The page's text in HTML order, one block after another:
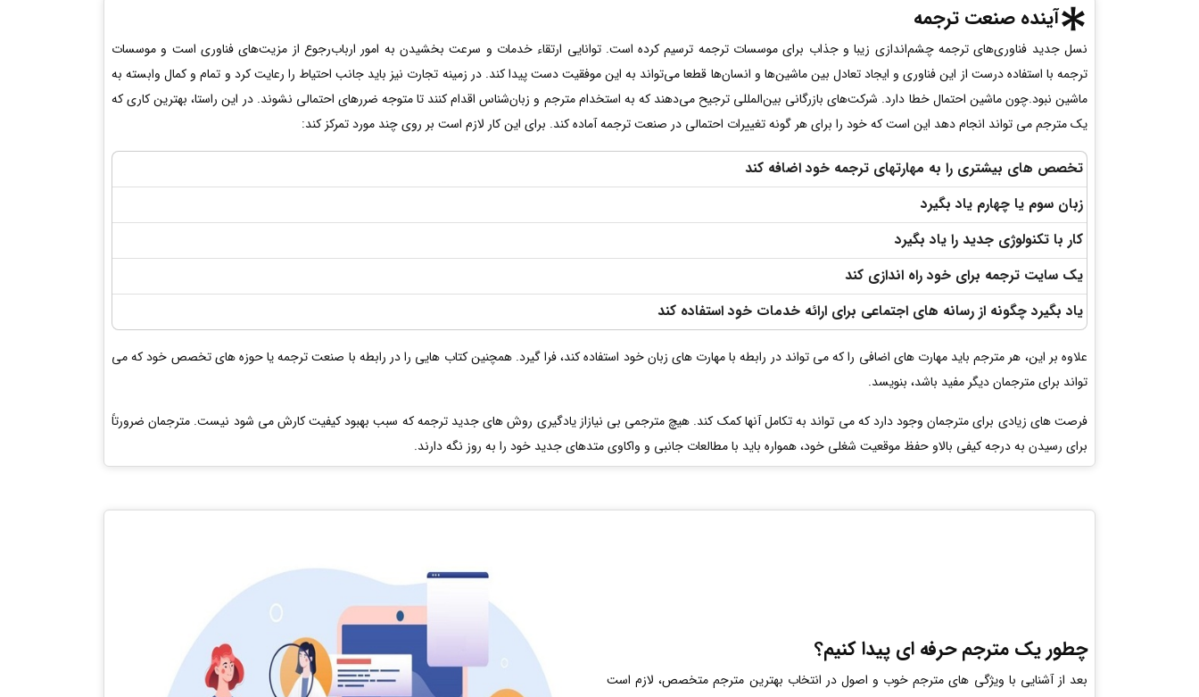
آینده صنعت ترجمه
نسل جدید فناوری‌های ترجمه چشم‌اندازی زیبا و جذاب برای موسسات ترجمه ترسیم کرده است. توانایی ارتقاء خدمات و سرعت بخشیدن به امور ارباب‌رجوع از مزیت‌های فناوری است و موسسات
ترجمه با استفاده درست از این فناوری و ایجاد تعادل بین ماشین‌ها و انسان‌ها قطعا می‌تواند به این موفقیت دست پیدا کند. در زمینه تجارت نیز باید جانب احتیاط را رعایت کرد و تمام و کمال وابسته به
ماشین نبود.چون ماشین احتمال خطا دارد. شرکت‌های بازرگانی بین‌المللی ترجیح می‌دهند که به استخدام مترجم و زبان‌شناس اقدام کنند تا متوجه ضرر‌های احتمالی نشوند. در این راستا، بهترین کاری که
یک مترجم می تواند انجام دهد این است که خود را برای هر گونه تغییرات احتمالی در صنعت ترجمه آماده کند. برای این کار لازم است بر روی چند مورد تمرکز کند:
تخصص های بیشتری را به مهارتهای ترجمه خود اضافه کند
زبان سوم یا چهارم یاد بگیرد
کار با تکنولوژی جدید را یاد بگیرد
یک سایت ترجمه برای خود راه اندازی کند
یاد بگیرد چگونه از رسانه های اجتماعی برای ارائه خدمات خود استفاده کند
علاوه بر این، هر مترجم باید مهارت های اضافی را که می تواند در رابطه با مهارت های زبان خود استفاده کند، فرا گیرد. همچنین کتاب هایی را در رابطه با صنعت ترجمه یا حوزه های تخصص خود که می
تواند برای مترجمان دیگر مفید باشد، بنویسد.
فرصت های زیادی برای مترجمان وجود دارد که می تواند به تکامل آنها کمک کند. هیچ مترجمی بی نیازاز یادگیری روش های جدید ترجمه که سبب بهبود کیفیت کارش می شود نیست. مترجمان ضرورتاً
برای رسیدن به درجه کیفی بالاو حفظ موقعیت شغلی خود، همواره باید با مطالعات جانبی و واکاوی متدهای جدید خود را به روز نگه دارند.
چطور یک مترجم حرفه ای پیدا کنیم؟
بعد از آشنایی با ویژگی های مترجم خوب و اصول در انتخاب بهترین مترجم متخصص، لازم است